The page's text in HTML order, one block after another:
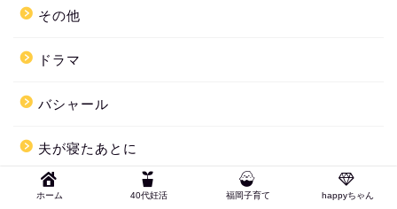
その他
ドラマ
バシャール
夫が寝たあとに
引き寄せの法則
ホーム 40代妊活 福岡子育て happyちゃん